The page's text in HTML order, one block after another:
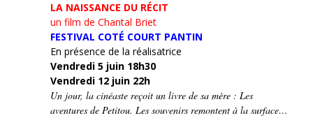
LA NAISSANCE DU RÉCIT
un film de Chantal Briet
FESTIVAL COTÉ COURT PANTIN
En présence de la réalisatrice
Vendredi 5 juin 18h30
Vendredi 12 juin 22h
Un jour, la cinéaste reçoit un livre de sa mère : Les
aventures de Petitou. Les souvenirs remontent à la surface…